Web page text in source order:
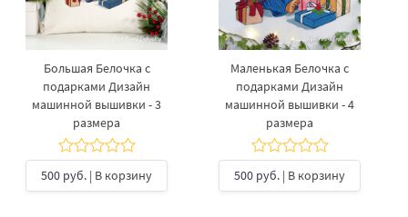
Большая Белочка с
подарками Дизайн
машинной вышивки - 3
размера
500 руб. | В корзину
Маленькая Белочка с
подарками Дизайн
машинной вышивки - 4
размера
500 руб. | В корзину